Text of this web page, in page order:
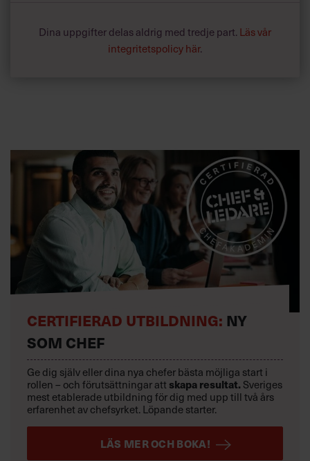
Dina uppgifter delas aldrig med tredje part. Läs vår
integritetspolicy här.
CERTIFIERAD UTBILDNING: NY
SOM CHEF
Ge dig själv eller dina nya chefer bästa möjliga start i
rollen – och förutsättningar att skapa resultat. Sveriges
mest etablerade utbildning för dig med upp till två års
erfarenhet av chefsyrket. Löpande starter.
LÄS MER OCH BOKA!